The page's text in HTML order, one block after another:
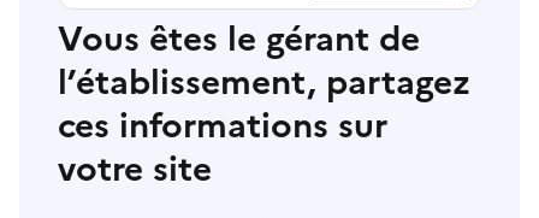
Vous êtes le gérant de
l’établissement, partagez
ces informations sur
votre site